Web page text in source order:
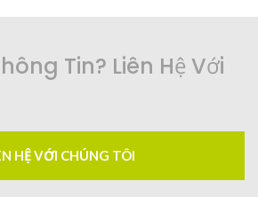
Tin? Liên Hệ Với
HỆ VỚI CHÚNG TÔI